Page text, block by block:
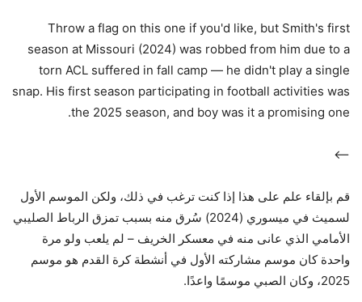
Throw a flag on this one if you'd like, but Smith's first
season at Missouri (2024) was robbed from him due to a
torn ACL suffered in fall camp — he didn't play a single
snap. His first season participating in football activities was
the 2025 season, and boy was it a promising one.
–>
قم بإلقاء علم على هذا إذا كنت ترغب في ذلك، ولكن الموسم الأول
لسميث في ميسوري (2024) سُرق منه بسبب تمزق الرباط الصليبي
الأمامي الذي عانى منه في معسكر الخريف – لم يلعب ولو مرة
واحدة كان موسم مشاركته الأول في أنشطة كرة القدم هو موسم
2025، وكان الصبي موسمًا واعدًا.